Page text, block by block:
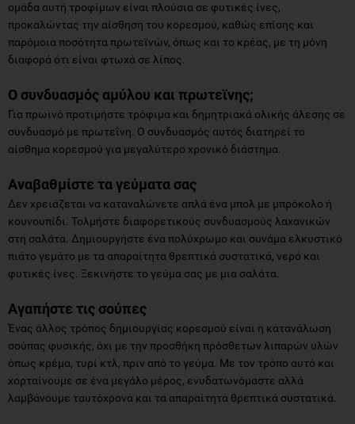
ομάδα αυτή τροφίμων είναι πλούσια σε φυτικές ίνες,
προκαλώντας την αίσθηση του κορεσμού, καθώς επίσης και
παρόμοια ποσότητα πρωτεϊνών, όπως και το κρέας, με τη μόνη
διαφορά ότι είναι φτωχά σε λίπος.
Ο συνδυασμός αμύλου και πρωτεϊνης;
Για πρωινό προτιμήστε τρόφιμα και δημητριακά ολικής άλεσης σε
συνδυασμό με πρωτεΐνη. Ο συνδυασμός αυτός διατηρεί το
αίσθημα κορεσμού για μεγαλύτερο χρονικό διάστημα.
Αναβαθμίστε τα γεύματα σας
Δεν χρειάζεται να καταναλώνετε απλά ένα μπολ με μπρόκολο ή
κουνουπίδι. Τολμήστε διαφορετικούς συνδυασμούς λαχανικών
στη σαλάτα. Δημιουργήστε ένα πολύχρωμο και συνάμα ελκυστικό
πιάτο γεμάτο με τα απαραίτητα θρεπτικά συστατικά, νερό και
φυτικές ίνες. Ξεκινήστε το γεύμα σας με μια σαλάτα.
Αγαπήστε τις σούπες
Ένας άλλος τρόπος δημιουργίας κορεσμού είναι η κατανάλωση
σούπας φυσικής, όχι με την προσθήκη πρόσθετων λιπαρών υλών
όπως κρέμα, τυρί κτλ, πριν από το γεύμα. Με τον τρόπο αυτό και
χορταίνουμε σε ένα μεγάλο μέρος, ενυδατωνόμαστε αλλά
λαμβάνουμε ταυτόχρονα και τα απαραίτητα θρεπτικά συστατικά.